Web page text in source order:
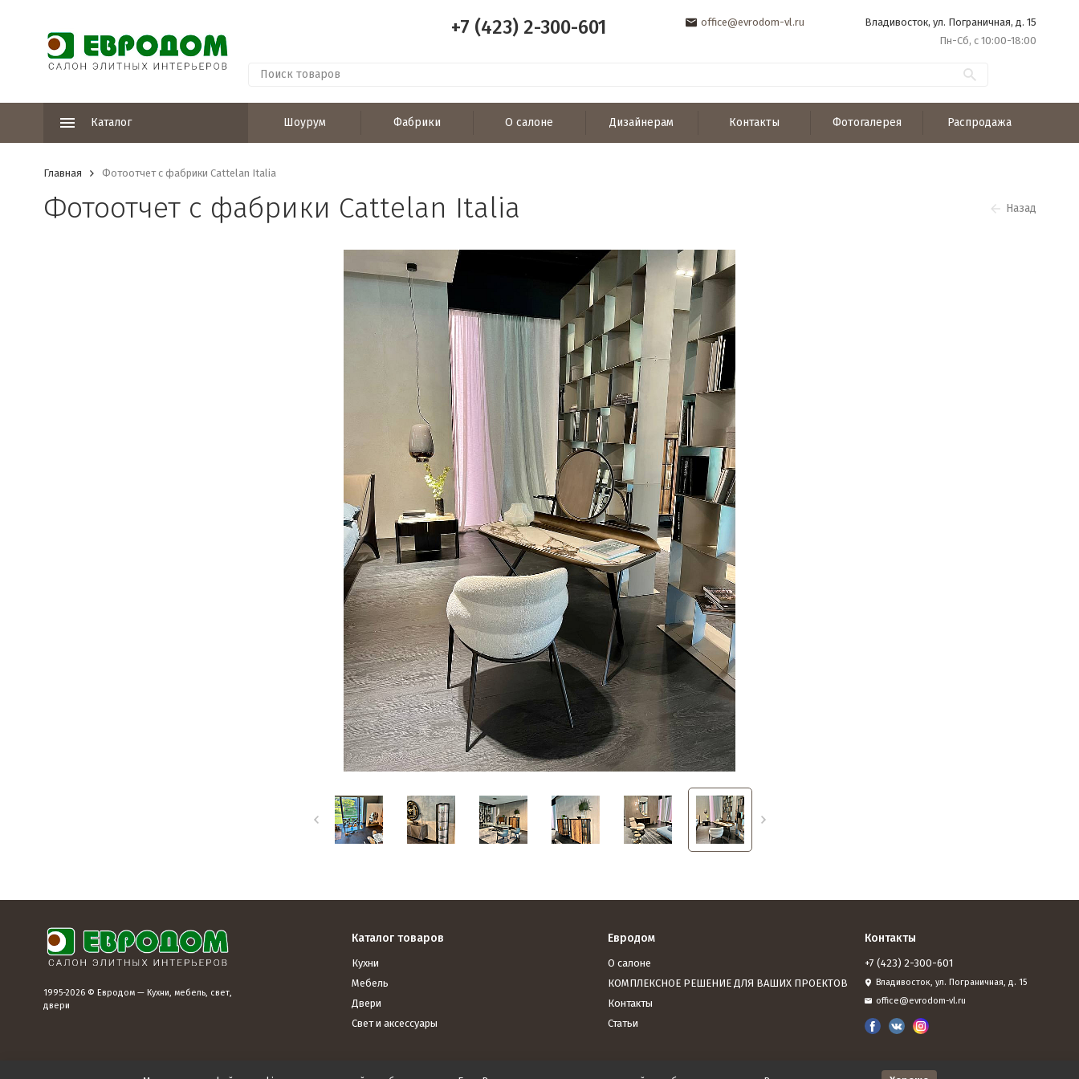
+7 (423) 2-300-601 office@evrodom-vl.ru
Владивосток, ул. Пограничная, д. 15
Пн-Сб, с 10:00-18:00
Каталог Шоурум Фабрики О салоне Дизайнерам Контакты Фотогалерея Распродажа
Главная Фотоотчет с фабрики Cattelan Italia
Фотоотчет с фабрики Cattelan Italia Назад
1995-2026 © Евродом — Кухни, мебель, свет,
двери
Каталог товаров
Кухни
Мебель
Двери
Свет и аксессуары
Евродом
О салоне
КОМПЛЕКСНОЕ РЕШЕНИЕ ДЛЯ ВАШИХ ПРОЕКТОВ
Контакты
Статьи
Контакты
+7 (423) 2-300-601
Владивосток, ул. Пограничная, д. 15
office@evrodom-vl.ru